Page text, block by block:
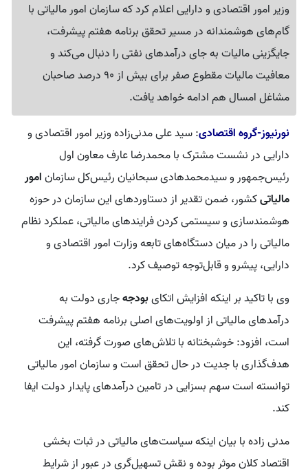
وزیر امور اقتصادی و دارایی اعلام کرد که سازمان امور مالیاتی با
گام‌های هوشمندانه در مسیر تحقق برنامه هفتم پیشرفت،
جایگزینی مالیات به جای درآمدهای نفتی را دنبال می‌کند و
معافیت مالیات مقطوع صفر برای بیش از 90 درصد صاحبان
مشاغل امسال هم ادامه خواهد یافت.
نورنیوز-گروه اقتصادی: سید علی مدنی‌زاده وزیر امور اقتصادی و
دارایی در نشست مشترک با محمدرضا عارف معاون اول
رئیس‌جمهور و سیدمحمدهادی سبحانیان رئیس‌کل سازمانامور
مالیاتیکشور، ضمن تقدیر از دستاوردهای این سازمان در حوزه
هوشمندسازی و سیستمی کردن فرایندهای مالیاتی، عملکرد نظام
مالیاتی را در میان دستگاه‌های تابعه وزارت امور اقتصادی و
دارایی، پیشرو و قابل‌توجه توصیف کرد.
وی با تاکید بر اینکه افزایش اتکایبودجهجاری دولت به
درآمدهای مالیاتی از اولویت‌های اصلی برنامه هفتم پیشرفت
است، افزود: خوشبختانه با تلاش‌های صورت گرفته، این
هدف‌گذاری با جدیت در حال تحقق است و سازمان امور مالیاتی
توانسته است سهم بسزایی در تامین درآمدهای پایدار دولت ایفا
کند.
مدنی زاده با بیان اینکه سیاست‌های مالیاتی در ثبات بخشی
اقتصاد کلان موثر بوده و نقش تسهیل‌گری در عبور از شرایط